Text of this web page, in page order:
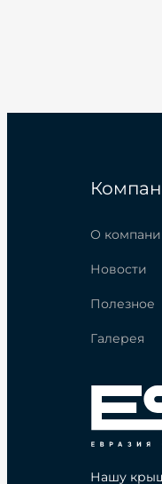
О
Новости
Полезное
Галерея
Нашу